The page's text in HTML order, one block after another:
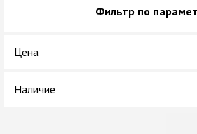
Фильтр по
Цена
Наличие